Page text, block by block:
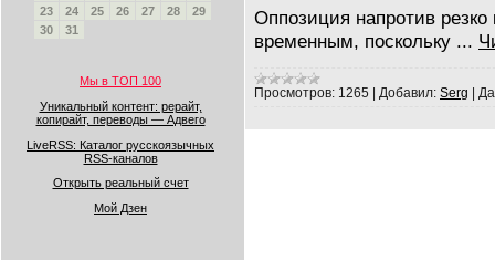
23
24 25 26 27 28
29
30
31
Мы в ТОП 100
Уникальный контент: рерайт,
копирайт, переводы — Адвего
LiveRSS: Каталог русскоязычных
RSS-каналов
Открыть реальный счет
Мой Дзен
Оппозиция напротив резко
временным, поскольку ...
Просмотров: 1265 | Добавил: Serg |